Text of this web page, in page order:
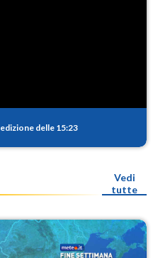
edizione delle 15:23
Vedi
tutte